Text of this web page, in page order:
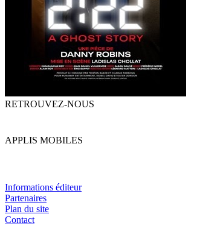
RETROUVEZ-NOUS
APPLIS MOBILES
Informations éditeur
Partenaires
Plan du site
Contact